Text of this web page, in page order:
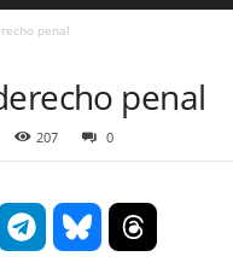
penal
penal
207 0